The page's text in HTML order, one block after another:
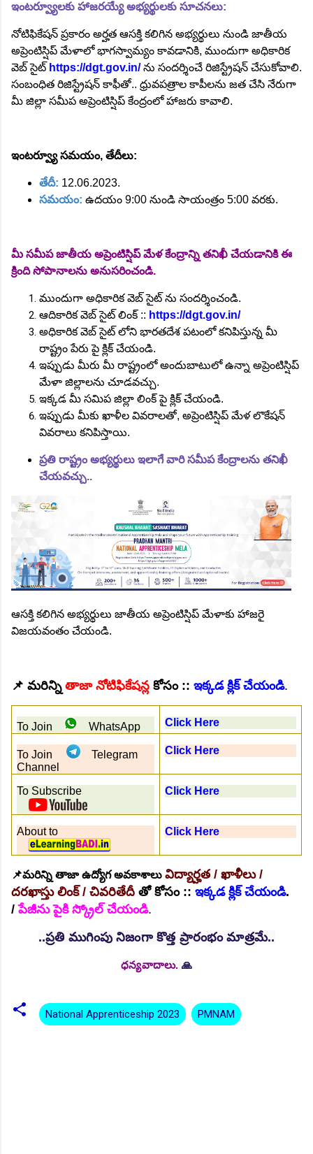
ఇంటర్వ్యూలకు హాజరయ్యే అభ్యర్థులకు సూచనలు:
నోటిఫికేషన్ ప్రకారం అర్హత ఆసక్తి కలిగిన అభ్యర్థులు నుండి జాతీయ
అప్రెంటిస్షిప్ మేళాలో భాగస్వామ్యం కావడానికి, ముందుగా అధికారిక
వెబ్ సైట్ https://dgt.gov.in/ను సందర్శించే రిజిస్ట్రేషన్ చేసుకోవాలి.
సంబంధిత రిజిస్ట్రేషన్ కాఫీతో.. ధ్రువపత్రాల కాపీలను జత చేసి నేరుగా
మీ జిల్లా సమీప అప్రెంటిస్షిప్ కేంద్రంలో హాజరు కావాలి.
ఇంటర్వ్యూ సమయం, తేదీలు:
తేదీ: 12.06.2023.
సమయం: ఉదయం 9:00 నుండి సాయంత్రం 5:00 వరకు.
మీ సమీప జాతీయ అప్రెంటిస్షిప్ మేళ కేంద్రాన్ని తనిఖీ చేయడానికి ఈ
క్రింది సోపానాలను అనుసరించండి.
ముందుగా అధికారిక వెబ్ సైట్ ను సందర్శించండి.
ఆదికారిక వెబ్ సైట్ లింక్ :: https://dgt.gov.in/
అధికారిక వెబ్ సైట్ లోని భారతదేశ పటంలో కనిపిస్తున్న మీ
రాష్ట్రం పేరు పై క్లిక్ చేయండి.
ఇప్పుడు మీరు మీ రాష్ట్రంలో అందుబాటులో ఉన్నా అప్రెంటిస్షిప్
మేళా జిల్లాలను చూడవచ్చు.
ఇక్కడ మీ సమిప జిల్లా లింక్ పై క్లిక్ చేయండి.
ఇప్పుడు మీకు ఖాళీల వివరాలతో, అప్రెంటిస్షిప్ మేళ లొకేషన్
వివరాలు కనిపిస్తాయి.
ప్రతి రాష్ట్రం అభ్యర్థులు ఇలాగే వారి సమీప కేంద్రాలను తనిఖీ
చేయవచ్చు..
ఆసక్తి కలిగిన అభ్యర్థులు జాతీయ అప్రెంటిస్షిప్ మేళాకు హాజరై
విజయవంతం చేయండి.
📌 మరిన్నితాజా నోటిఫికేషన్ల కోసం :: ఇక్కడ క్లిక్ చేయండి.
To Join WhatsApp Click Here
To Join
Telegram
Channel
Click Here
To Subscribe Click Here
About to Click Here
📌మరిన్ని తాజా ఉద్యోగ అవకాశాలు విద్యార్హత / ఖాళీలు /
దరఖాస్తు లింక్ / చివరితేదీ తోకోసం :: ఇక్కడ క్లిక్ చేయండి.
/పేజీను పైకి స్క్రోల్ చేయండి.
..ప్రతి ముగింపు నిజంగా కొత్త ప్రారంభం మాత్రమే..
ధన్యవాదాలు. 🙏
National Apprenticeship 2023 PMNAM